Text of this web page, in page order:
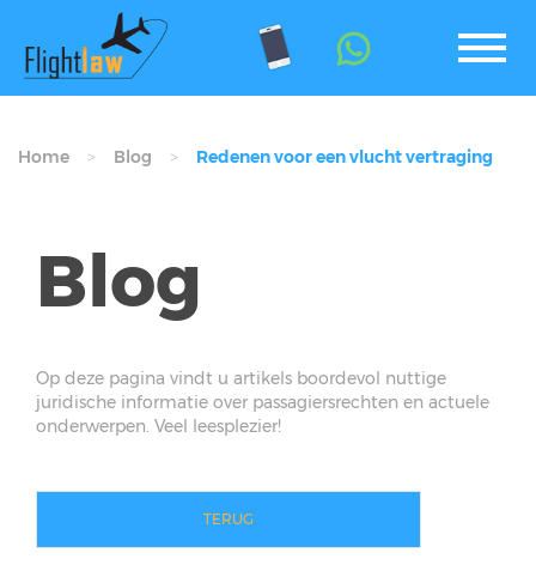
Home Blog Redenen voor een vlucht vertraging
Blog
Op deze pagina vindt u artikels boordevol nuttige
juridische informatie over passagiersrechten en actuele
onderwerpen. Veel leesplezier!
TERUG